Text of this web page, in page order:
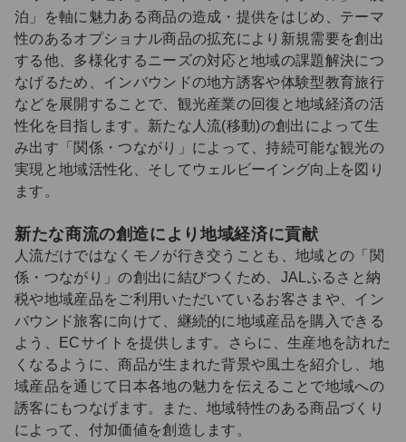
泊」を軸に魅力ある商品の造成・提供をはじめ、テーマ
性のあるオプショナル商品の拡充により新規需要を創出
する他、多様化するニーズの対応と地域の課題解決につ
なげるため、インバウンドの地方誘客や体験型教育旅行
などを展開することで、観光産業の回復と地域経済の活
性化を目指します。新たな人流(移動)の創出によって生
み出す「関係・つながり」によって、持続可能な観光の
実現と地域活性化、そしてウェルビーイング向上を図り
ます。
新たな商流の創造により地域経済に貢献
人流だけではなくモノが行き交うことも、地域との「関
係・つながり」の創出に結びつくため、JALふるさと納
税や地域産品をご利用いただいているお客さまや、イン
バウンド旅客に向けて、継続的に地域産品を購入できる
よう、ECサイトを提供します。さらに、生産地を訪れた
くなるように、商品が生まれた背景や風土を紹介し、地
域産品を通じて日本各地の魅力を伝えることで地域への
誘客にもつなげます。また、地域特性のある商品づくり
によって、付加価値を創造します。